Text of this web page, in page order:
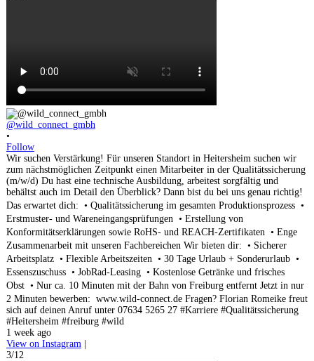
@wild_connect_gmbh
•
Follow
Wir suchen Verstärkung! Für unseren Standort in Heitersheim suchen wir
zum nächstmöglichen Zeitpunkt einen Mitarbeiter in der Qualitätssicherung
(m/w/d) Du hast eine technische Ausbildung, arbeitest sorgfältig und
behältst auch im Detail den Überblick? Dann bist du bei uns genau richtig!
Das erwartet dich: • Qualitätssicherung im gesamten Produktionsprozess •
Erstmuster- und Wareneingangsprüfungen • Erstellung von
Konformitätserklärungen sowie RoHS- und REACH-Zertifikaten • Enge
Zusammenarbeit mit unseren Fachbereichen Wir bieten dir: • Sicherer
Arbeitsplatz • Flexible Arbeitszeiten • 30 Tage Urlaub + Sonderurlaub •
Essenszuschuss • JobRad-Leasing • Kostenlose Getränke und frisches
Obst • Nur ca. 10 Minuten mit der Bahn von Freiburg entfernt Jetzt in nur
2 Minuten bewerben: www.wild-connect.de Fragen? Florian Romeike freut
sich auf deinen Anruf unter 07634 5265 27 #Karriere #Qualitätssicherung
#Heitersheim #freiburg #wild
1 week ago
View on Instagram |
3/12